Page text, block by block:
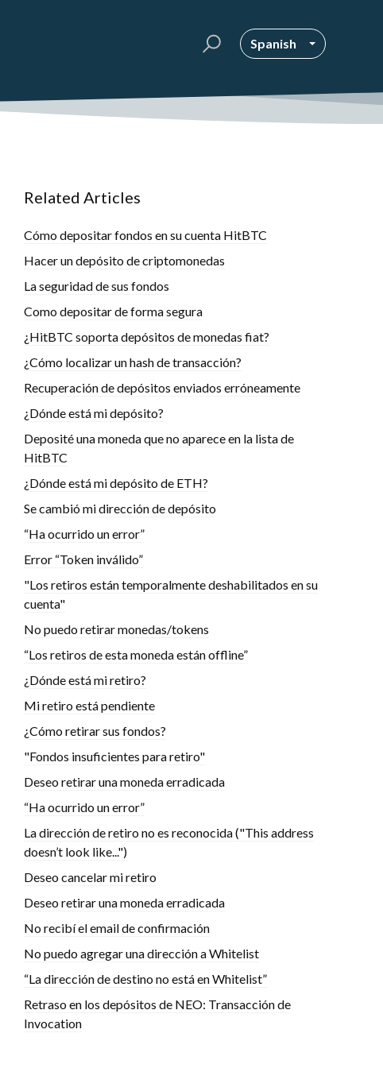
Spanish
Related Articles
Cómo depositar fondos en su cuenta HitBTC
Hacer un depósito de criptomonedas
La seguridad de sus fondos
Como depositar de forma segura
¿HitBTC soporta depósitos de monedas fiat?
¿Cómo localizar un hash de transacción?
Recuperación de depósitos enviados erróneamente
¿Dónde está mi depósito?
Deposité una moneda que no aparece en la lista de
HitBTC
¿Dónde está mi depósito de ETH?
Se cambió mi dirección de depósito
“Ha ocurrido un error”
Error “Token inválido”
"Los retiros están temporalmente deshabilitados en su
cuenta"
No puedo retirar monedas/tokens
“Los retiros de esta moneda están offline”
¿Dónde está mi retiro?
Mi retiro está pendiente
¿Cómo retirar sus fondos?
"Fondos insuficientes para retiro"
Deseo retirar una moneda erradicada
“Ha ocurrido un error”
La dirección de retiro no es reconocida ("This address
doesn’t look like...")
Deseo cancelar mi retiro
Deseo retirar una moneda erradicada
No recibí el email de confirmación
No puedo agregar una dirección a Whitelist
“La dirección de destino no está en Whitelist”
Retraso en los depósitos de NEO: Transacción de
Invocation